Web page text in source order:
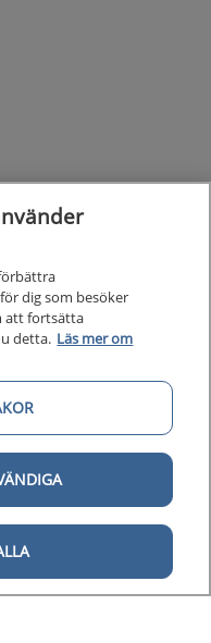
Om
dig som besöker
att fortsätta
detta. Läs mer om